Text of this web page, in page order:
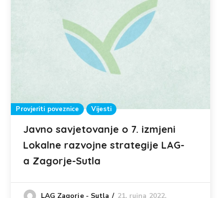
Provjeriti poveznice Vijesti
Javno savjetovanje o 7. izmjeni
Lokalne razvojne strategije LAG-
a Zagorje-Sutla
LAG Zagorje - Sutla 21. rujna 2022.